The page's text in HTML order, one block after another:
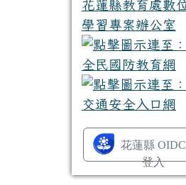
花蓮縣 OIDC
登入